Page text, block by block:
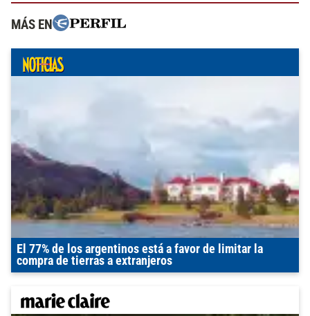
MÁS EN
El 77% de los argentinos está a favor de limitar la
compra de tierras a extranjeros